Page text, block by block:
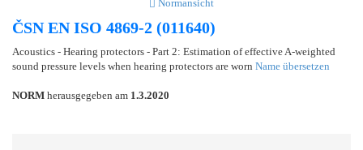
Normansicht
ČSN EN ISO 4869-2 (011640)
Acoustics - Hearing protectors - Part 2: Estimation of effective A-weighted
sound pressure levels when hearing protectors are worn Name übersetzen
NORM herausgegeben am 1.3.2020